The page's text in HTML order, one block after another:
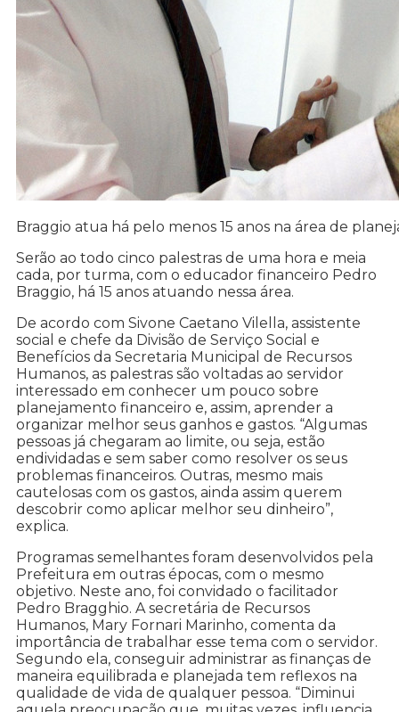
Braggio atua há pelo menos 15 anos na área de
Serão ao todo cinco palestras de uma hora e meia
cada, por turma, com o educador financeiro Pedro
Braggio, há 15 anos atuando nessa área.
De acordo com Sivone Caetano Vilella, assistente
social e chefe da Divisão de Serviço Social e
Benefícios da Secretaria Municipal de Recursos
Humanos, as palestras são voltadas ao servidor
interessado em conhecer um pouco sobre
planejamento financeiro e, assim, aprender a
organizar melhor seus ganhos e gastos. “Algumas
pessoas já chegaram ao limite, ou seja, estão
endividadas e sem saber como resolver os seus
problemas financeiros. Outras, mesmo mais
cautelosas com os gastos, ainda assim querem
descobrir como aplicar melhor seu dinheiro”,
explica.
Programas semelhantes foram desenvolvidos pela
Prefeitura em outras épocas, com o mesmo
objetivo. Neste ano, foi convidado o facilitador
Pedro Bragghio. A secretária de Recursos
Humanos, Mary Fornari Marinho, comenta da
importância de trabalhar esse tema com o servidor.
Segundo ela, conseguir administrar as finanças de
maneira equilibrada e planejada tem reflexos na
qualidade de vida de qualquer pessoa. “Diminui